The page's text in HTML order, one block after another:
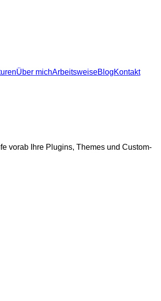
Über michArbeitsweiseBlogKontakt
vorab Ihre Plugins, Themes und Custom-